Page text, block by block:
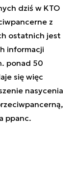
dziś w KTO
z
ostatnich jest
informacji
ponad 50
się więc
nasycenia
ppanc.